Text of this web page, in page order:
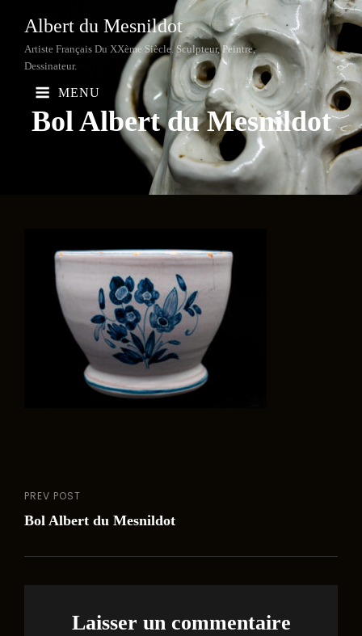
Albert du Mesnildot
Artiste Français Du XXème Siècle. Sculpteur, Peintre,
Dessinateur.
MENU
Bol Albert duMesnildot
Navigation
Previous
Post
PREV POST
Bol Albert du Mesnildot
Laisser un commentaire